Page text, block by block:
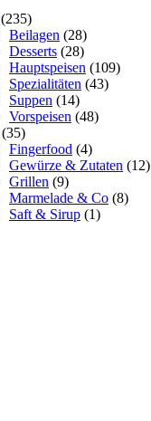
(235)
Beilagen (28)
Desserts (28)
Hauptspeisen (109)
Spezialitäten (43)
Suppen (14)
Vorspeisen (48)
(35)
Fingerfood (4)
Gewürze & Zutaten (12)
Grillen (9)
Marmelade & Co (8)
Saft & Sirup (1)